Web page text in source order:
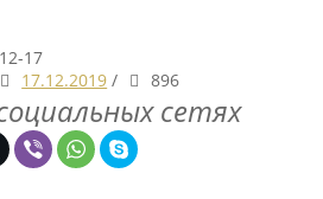
17
17.12.2019 / 896
сетях